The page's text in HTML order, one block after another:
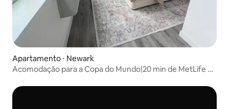
Apartamento ⋅ Newark
Acomodação para a Copa do Mundo|20 min de MetLife +